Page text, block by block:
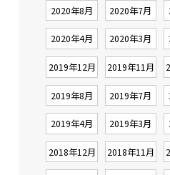
2020年8月 2020年7月
2020年4月 2020年3月
2019年12月 2019年11月
2019年8月 2019年7月
2019年4月 2019年3月
2018年12月 2018年11月